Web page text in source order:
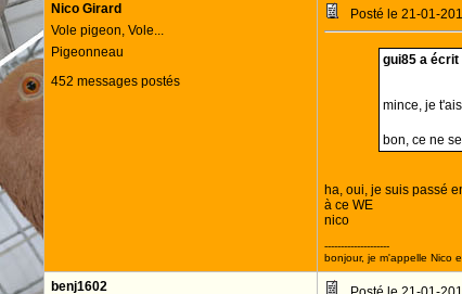
Nico Girard
Vole pigeon, Vole...
Pigeonneau
452 messages postés
Posté le 21-01-
gui85 a écrit
mince, je
bon, ce ne
ha, oui, je suis passé
à ce WE
nico
--------------------
bonjour, je m'appelle Nico
benj1602